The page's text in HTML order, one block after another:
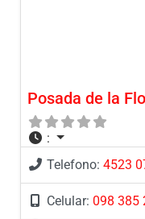
Posada de la
:
Telefono: 4523
Celular: 098 385